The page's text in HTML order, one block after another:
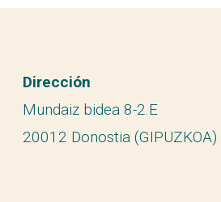
Dirección
Mundaiz bidea 8-2.E
20012 Donostia (GIPUZKOA)